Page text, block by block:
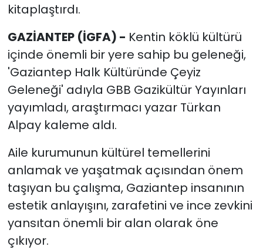
kitaplaştırdı.
GAZİANTEP (İGFA) - Kentin köklü kültürü
içinde önemli bir yere sahip bu geleneği,
'Gaziantep Halk Kültüründe Çeyiz
Geleneği' adıyla GBB Gazikültür Yayınları
yayımladı, araştırmacı yazar Türkan
Alpay kaleme aldı.
Aile kurumunun kültürel temellerini
anlamak ve yaşatmak açısından önem
taşıyan bu çalışma, Gaziantep insanının
estetik anlayışını, zarafetini ve ince zevkini
yansıtan önemli bir alan olarak öne
çıkıyor.